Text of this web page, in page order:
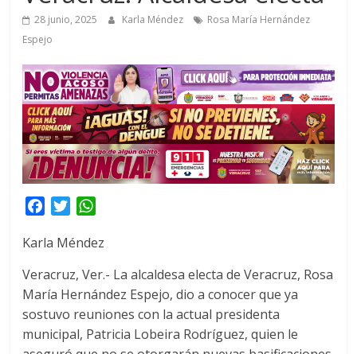
28 junio, 2025 Karla Méndez
Rosa María Hernández
Espejo
c
b
o
o
k
T
i
t
e
r
a
s
A
p
p
Karla Méndez
Veracruz, Ver.- La alcaldesa electa de Veracruz, Rosa
María Hernández Espejo, dio a conocer que ya
sostuvo reuniones con la actual presidenta
municipal, Patricia Lobeira Rodríguez, quien le